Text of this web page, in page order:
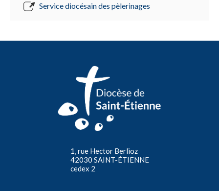
Service diocésain des pèlerinages
1, rue Hector Berlioz
42030 SAINT-ÉTIENNE
cedex 2